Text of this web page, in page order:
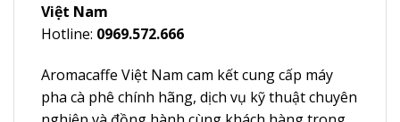
Việt Nam
Hotline: 0969.572.666
Aromacaffe Việt Nam cam kết cung cấp máy
pha cà phê chính hãng, dịch vụ kỹ thuật chuyên